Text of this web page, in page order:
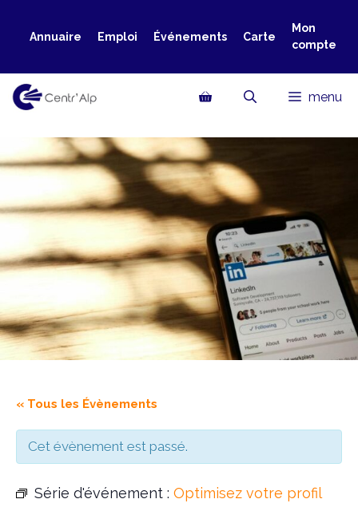
Annuaire Emploi Événements Carte
Mon
compte
menu
« Tous les Évènements
Cet évènement est passé.
Série d'événement : Optimisez votre profil